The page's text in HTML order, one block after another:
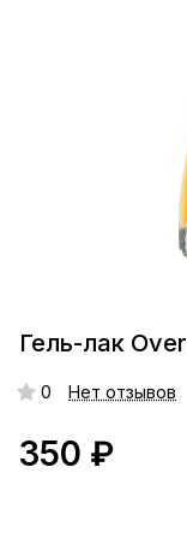
Гель-лак
0 Нет отзывов
350 ₽